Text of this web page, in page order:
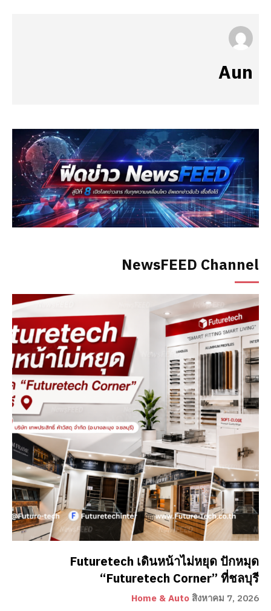
NewsFEED Channel
Futuretech เดินหน้าไม่หยุด ปักหมุด
“Futuretech Corner” ที่ชลบุรี
Home & Auto สิงหาคม 7, 2026
Aun